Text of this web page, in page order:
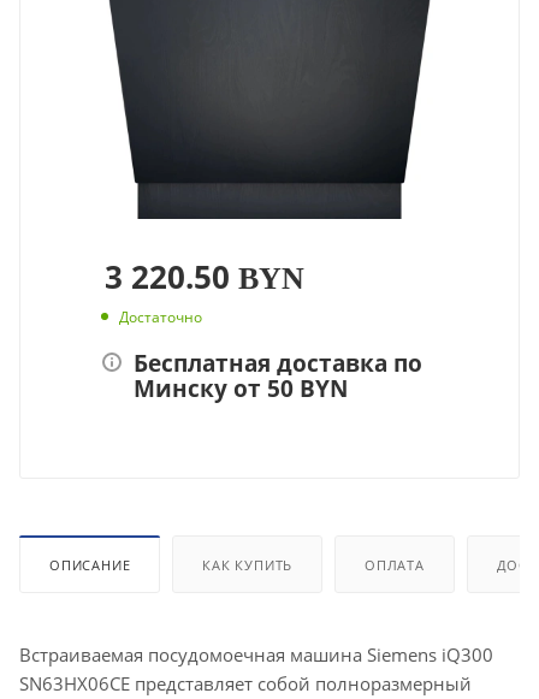
3 220.50 BYN
Достаточно
Бесплатная доставка по
Минску от 50 BYN
ОПИСАНИЕ КАК КУПИТЬ ОПЛАТА
Встраиваемая посудомоечная машина Siemens iQ300
SN63HX06CE представляет собой полноразмерный